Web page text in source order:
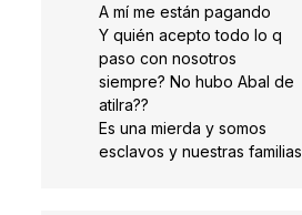
A mí me están pagando
Y quién acepto todo lo q
paso con nosotros
siempre? No hubo Abal de
atilra??
Es una mierda y somos
esclavos y nuestras familias